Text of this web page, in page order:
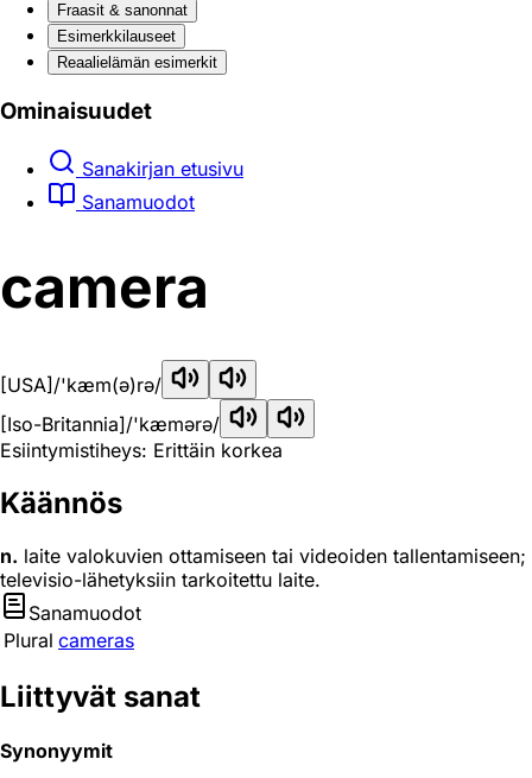
Fraasit & sanonnat
Esimerkkilauseet
Reaali­elämän esimerkit
Ominaisuudet
Sanakirjan etusivu
Sanamuodot
camera
[USA] /'kæm(ə)rə/
[Iso-Britannia]/'kæmərə/
Esiintymistiheys: Erittäin korkea
Käännös
n. laite valokuvien ottamiseen tai videoiden tallentamiseen;
televisio-lähetyksiin tarkoitettu laite.
Sanamuodot
Plural cameras
Liittyvät sanat
Synonyymit